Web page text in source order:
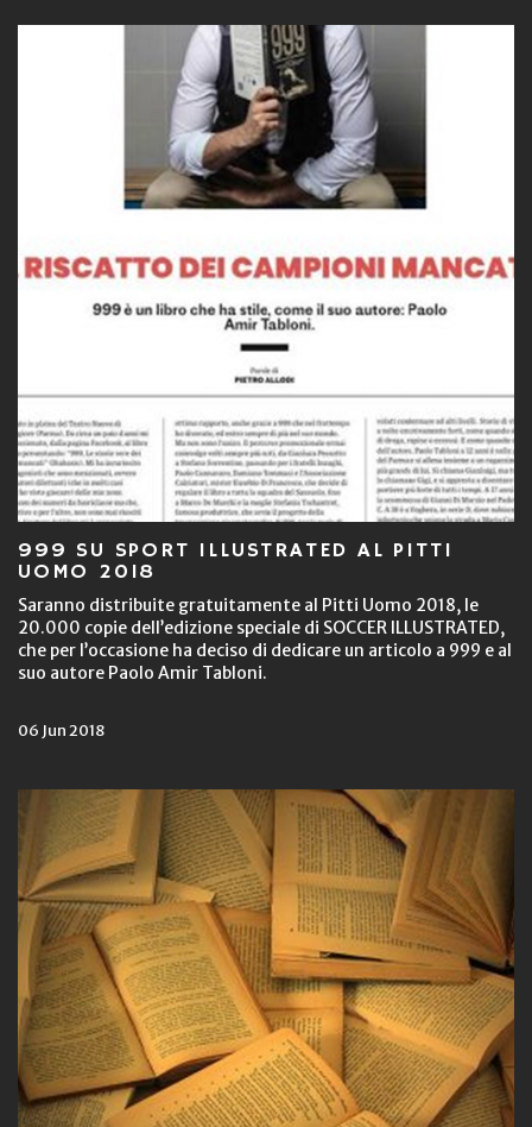
999 SU SPORT ILLUSTRATED AL PITTI
UOMO 2018
Saranno distribuite gratuitamente al Pitti Uomo 2018, le
20.000 copie dell’edizione speciale di SOCCER ILLUSTRATED,
che per l’occasione ha deciso di dedicare un articolo a 999 e al
suo autore Paolo Amir Tabloni.
06 Jun 2018